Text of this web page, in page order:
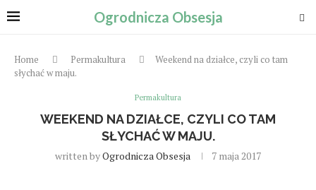
Ogrodnicza Obsesja
Home Permakultura
Weekend na działce, czyli co tam
słychać w maju.
Permakultura
WEEKEND NA DZIAŁCE, CZYLI CO TAM
SŁYCHAĆ W MAJU.
written byOgrodnicza Obsesja 7 maja 2017